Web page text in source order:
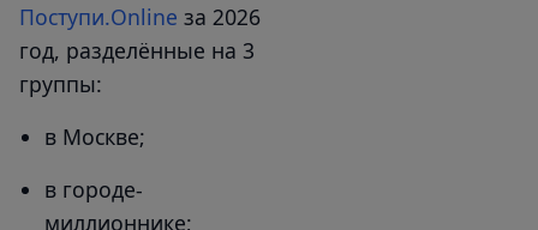
Поступи.Online за 2026
год, разделённые на 3
группы:
в Москве;
в городе-
миллионнике;